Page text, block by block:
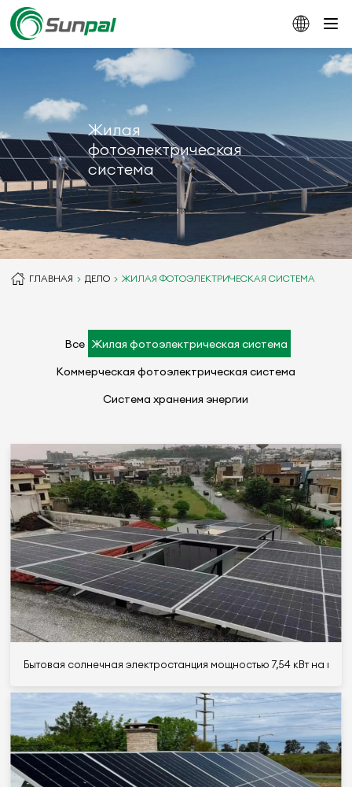
Жилая
фотоэлектрическая
система
ГЛАВНАЯ ДЕЛО ЖИЛАЯ ФОТОЭЛЕКТРИЧЕСКАЯ СИСТЕМА
Все Жилая фотоэлектрическая система
Коммерческая фотоэлектрическая система
Система хранения энергии
Бытовая солнечная электростанция мощностью 7,54 кВт на